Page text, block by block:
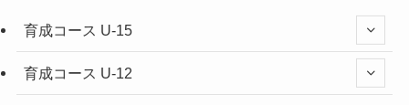
育成コース U-15
育成コース U-12